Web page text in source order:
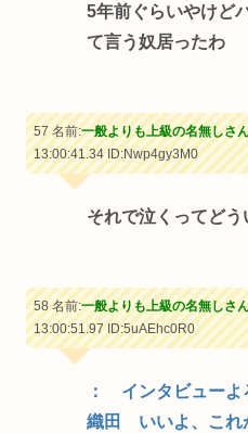
5年前ぐらいやけど
て言う奴居ったわ
57 名前:一般よりも上級の名無しさ
13:00:41.34ID:Nwp4gy3M0
それで泣くってど
58 名前:一般よりも上級の名無しさ
13:00:51.97ID:5uAEhc0R0
： インタビューよ
織田 いいよ、これ